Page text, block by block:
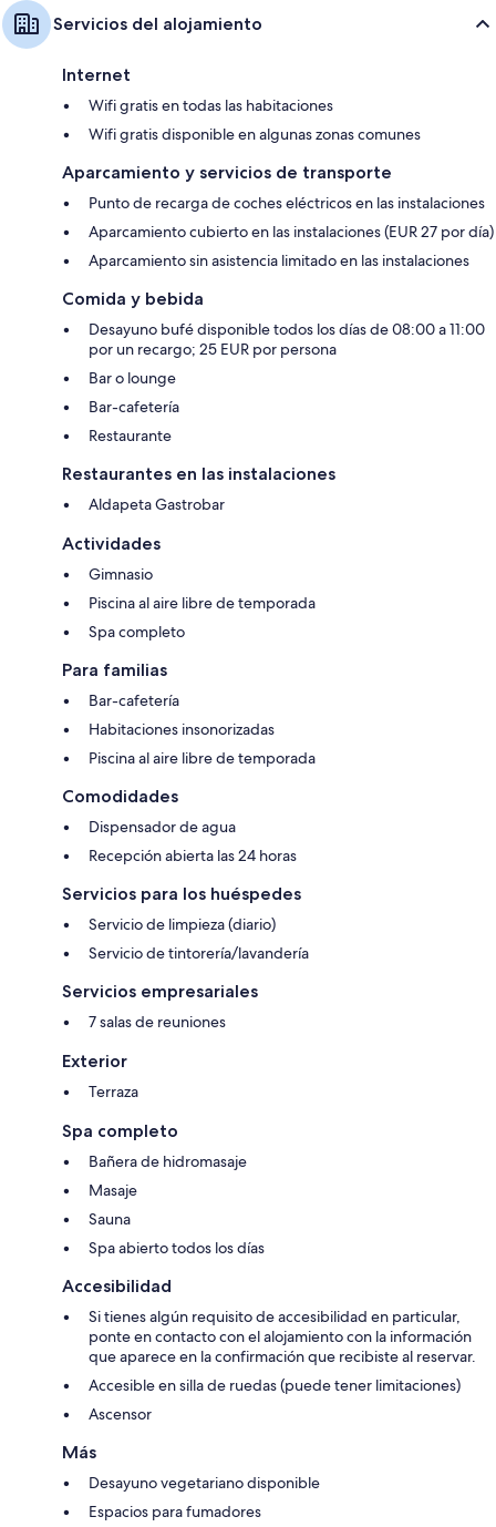
Servicios del alojamiento
Internet
Wifi gratis en todas las habitaciones
Wifi gratis disponible en algunas zonas comunes
Aparcamiento y servicios de transporte
Punto de recarga de coches eléctricos en las instalaciones
Aparcamiento cubierto en las instalaciones (EUR 27 por día)
Aparcamiento sin asistencia limitado en las instalaciones
Comida y bebida
Desayuno bufé disponible todos los días de 08:00 a 11:00
por un recargo; 25 EUR por persona
Bar o lounge
Bar-cafetería
Restaurante
Restaurantes en las instalaciones
Aldapeta Gastrobar
Actividades
Gimnasio
Piscina al aire libre de temporada
Spa completo
Para familias
Bar-cafetería
Habitaciones insonorizadas
Piscina al aire libre de temporada
Comodidades
Dispensador de agua
Recepción abierta las 24 horas
Servicios para los huéspedes
Servicio de limpieza (diario)
Servicio de tintorería/lavandería
Servicios empresariales
7 salas de reuniones
Exterior
Terraza
Spa completo
Bañera de hidromasaje
Masaje
Sauna
Spa abierto todos los días
Accesibilidad
Si tienes algún requisito de accesibilidad en particular,
ponte en contacto con el alojamiento con la información
que aparece en la confirmación que recibiste al reservar.
Accesible en silla de ruedas (puede tener limitaciones)
Ascensor
Más
Desayuno vegetariano disponible
Espacios para fumadores